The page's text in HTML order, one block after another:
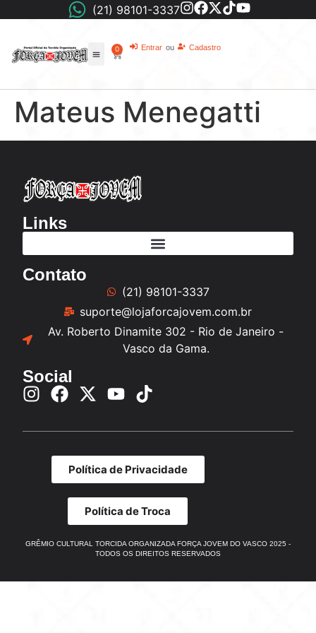
(21) 98101-3337
0 Entrar ou Cadastro
Mateus Menegatti
Links
Contato
(21) 98101-3337
suporte@lojaforcajovem.com.br
Av. Roberto Dinamite 302 - Rio de Janeiro -
Vasco da Gama.
Social
Política de Privacidade
Política de Troca
GRÊMIO CULTURAL TORCIDA ORGANIZADA FORÇA JOVEM DO VASCO 2025 -
TODOS OS DIREITOS RESERVADOS